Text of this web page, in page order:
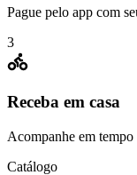
Pague pelo app com
3
Receba em casa
Acompanhe em tempo
Catálogo